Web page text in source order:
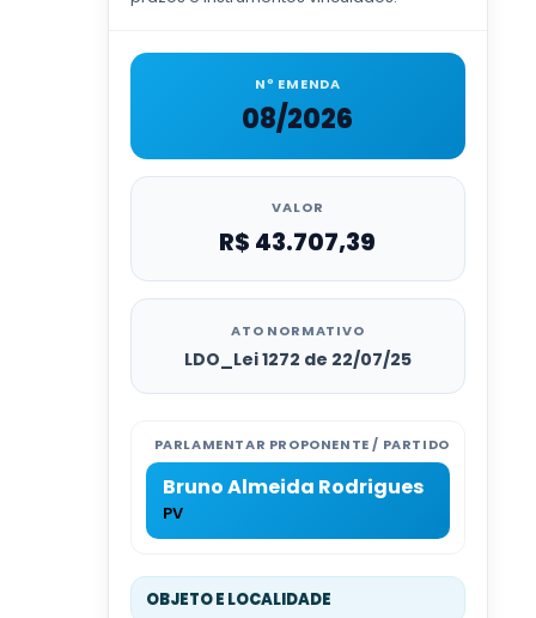
Nº EMENDA
08/2026
VALOR
R$ 43.707,39
ATO NORMATIVO
LDO_Lei 1272 de 22/07/25
PARLAMENTAR PROPONENTE / PARTIDO
Bruno Almeida Rodrigues
PV
OBJETO E LOCALIDADE